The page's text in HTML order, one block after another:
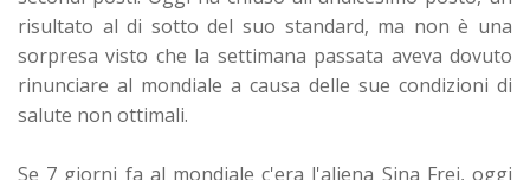
risultato al di sotto del suo standard, ma non è una
sorpresa visto che la settimana passata aveva dovuto
rinunciare al mondiale a causa delle sue condizioni di
salute non ottimali.
Se 7 giorni fa al mondiale c'era l'aliena Sina Frei, oggi